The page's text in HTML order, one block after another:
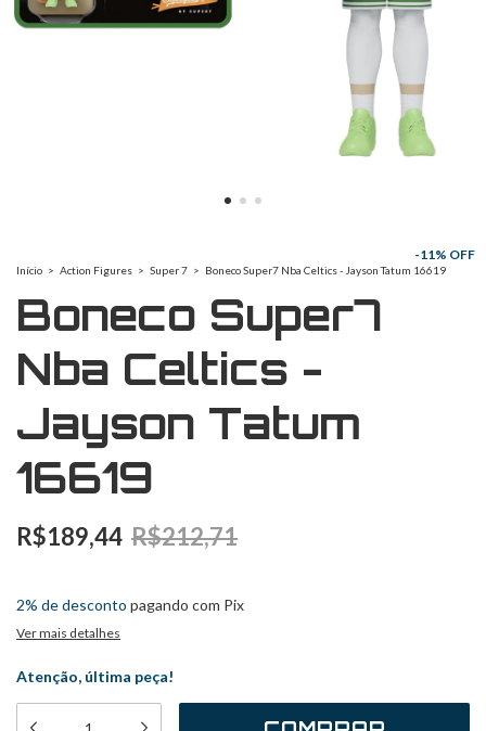
Início > Action Figures > Super 7 > Boneco Super7 Nba Celtics - Jayson Tatum 16619
Boneco Super7
Nba Celtics -
Jayson Tatum
16619
-11 % OFF
R$189,44 R$212,71
2% de desconto pagando com Pix
Ver mais detalhes
Atenção, última peça!